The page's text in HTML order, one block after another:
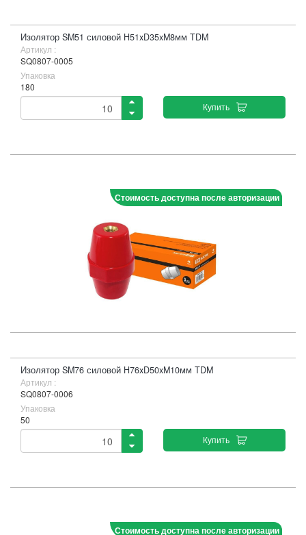
Изолятор SM51 силовой H51xD35xM8мм TDM
Артикул :
SQ0807-0005
Упаковка
180
Купить
Стоимость доступна после авторизации
Изолятор SM76 силовой H76xD50xM10мм TDM
Артикул :
SQ0807-0006
Упаковка
50
Купить
Стоимость доступна после авторизации